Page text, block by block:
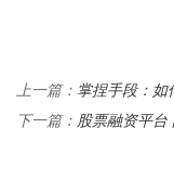
上一篇： 掌捏手段：如
下一篇： 股票融资平台